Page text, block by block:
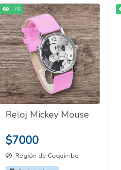
39
Reloj Mickey Mouse
$7000
Región de Coquimbo